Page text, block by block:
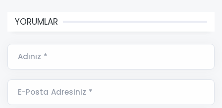
YORUMLAR
Adınız *
E-Posta Adresiniz *